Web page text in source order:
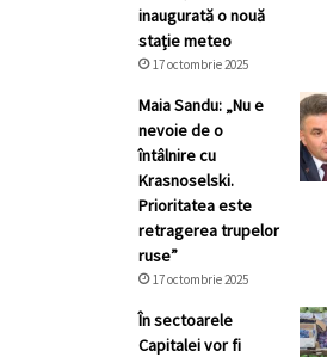
inaugurată o nouă
stație meteo
17 octombrie 2025
Maia Sandu: „Nu e
nevoie de o
întâlnire cu
Krasnoselski.
Prioritatea este
retragerea trupelor
ruse”
17 octombrie 2025
În sectoarele
Capitalei vor fi